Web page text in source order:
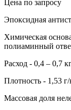
Цена по запросу
Эпоксидная
Химическая
полиаминный
Расход - 0,4 – 0,7
Плотность - 1,53
Массовая доля